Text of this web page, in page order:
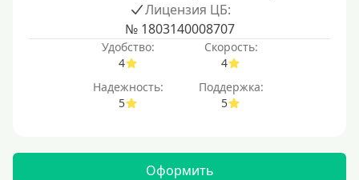
Лицензия ЦБ:
№ 1803140008707
Удобство:
4
Скорость:
4
Надежность:
5
Поддержка:
5
Оформить